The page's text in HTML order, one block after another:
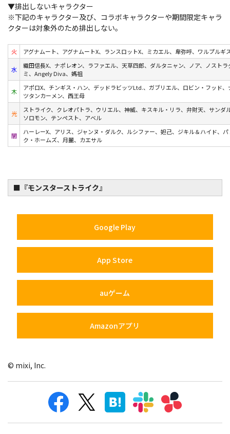
▼排出しないキャラクター
※下記のキャラクター及び、コラボキャラクターや期間限定キャラ
クターは対象外のため排出しない。
火 アグナムート、アグナムートX、ランスロットX、ミカエル、卑弥呼、ワルプル
水
織田信長X、ナポレオン、ラファエル、天草四郎、ダルタニャン、ノア、ノスト
ミ、Angely Diva、媽祖
木
アポロX、チンギス・ハン、デッドラビッツLtd.、ガブリエル、ロビン・フッド
ツタンカーメン、西王母
光
ストライク、クレオパトラ、ウリエル、神威、キスキル・リラ、弁財天、サン
ソロモン、テンペスト、アベル
闇
ハーレーX、アリス、ジャンヌ・ダルク、ルシファー、妲己、ジキル＆ハイド、
ク・ホームズ、月麗、カエサル
■『モンスターストライク』
Google Play
App Store
auゲーム
Amazonアプリ
© mixi, Inc.